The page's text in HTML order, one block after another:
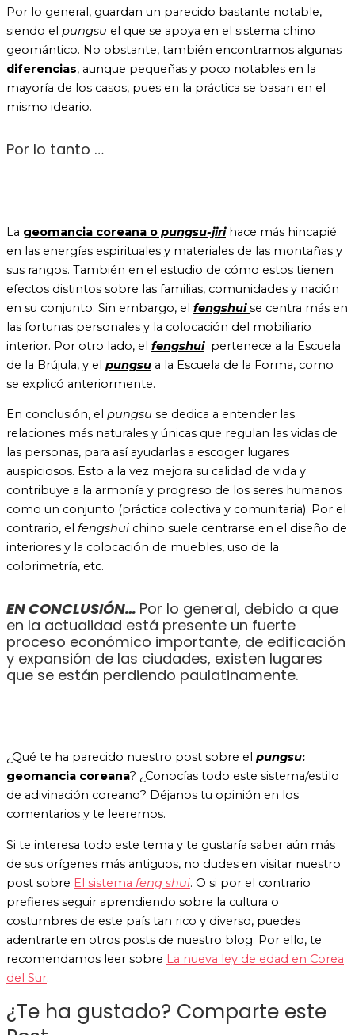
Por lo general, guardan un parecido bastante notable,
siendo el pungsu el que se apoya en el sistema chino
geomántico. No obstante, también encontramos algunas
diferencias, aunque pequeñas y poco notables en la
mayoría de los casos, pues en la práctica se basan en el
mismo ideario.
Por lo tanto …
La geomancia coreana o pungsu-jirihace más hincapié
en las energías espirituales y materiales de las montañas y
sus rangos. También en el estudio de cómo estos tienen
efectos distintos sobre las familias, comunidades y nación
en su conjunto. Sin embargo, el fengshui se centra más en
las fortunas personales y la colocación del mobiliario
interior. Por otro lado, el fengshui pertenece a la Escuela
de la Brújula, y el pungsu a la Escuela de la Forma, como
se explicó anteriormente.
En conclusión, el pungsu se dedica a entender las
relaciones más naturales y únicas que regulan las vidas de
las personas, para así ayudarlas a escoger lugares
auspiciosos. Esto a la vez mejora su calidad de vida y
contribuye a la armonía y progreso de los seres humanos
como un conjunto (práctica colectiva y comunitaria). Por el
contrario, el fengshui chino suele centrarse en el diseño de
interiores y la colocación de muebles, uso de la
colorimetría, etc.
EN CONCLUSIÓN… Por lo general, debido a que
en la actualidad está presente un fuerte
proceso económico importante, de edificación
y expansión de las ciudades, existen lugares
que se están perdiendo paulatinamente.
¿Qué te ha parecido nuestro post sobre el pungsu:
geomancia coreana? ¿Conocías todo este sistema/estilo
de adivinación coreano? Déjanos tu opinión en los
comentarios y te leeremos.
Si te interesa todo este tema y te gustaría saber aún más
de sus orígenes más antiguos, no dudes en visitar nuestro
post sobre El sistema feng shui. O si por el contrario
prefieres seguir aprendiendo sobre la cultura o
costumbres de este país tan rico y diverso, puedes
adentrarte en otros posts de nuestro blog. Por ello, te
recomendamos leer sobre La nueva ley de edad en Corea
del Sur.
¿Te ha gustado? Comparte este